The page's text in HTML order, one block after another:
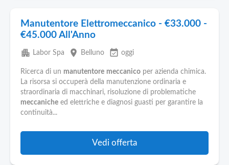
Manutentore Elettromeccanico - €33.000 -
€45.000 All'Anno
apartment Labor Spa place Belluno event_available oggi
Ricerca di un manutentore meccanico per azienda chimica.
La risorsa si occuperà della manutenzione ordinaria e
straordinaria di macchinari, risoluzione di problematiche
meccaniche ed elettriche e diagnosi guasti per garantire la
continuità...
Vedi offerta